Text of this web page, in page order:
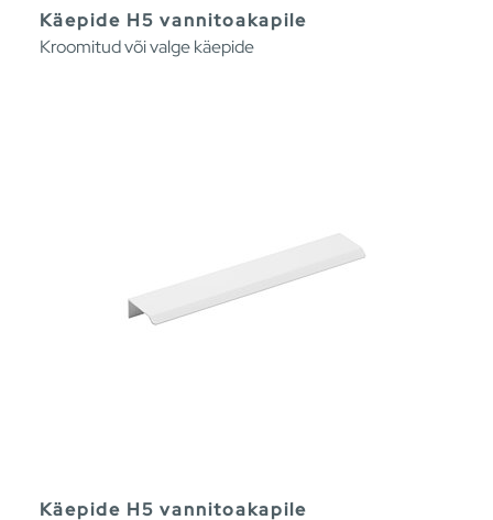
Käepide H5 vannitoakapile
Kroomitud või valge käepide
Käepide H5 vannitoakapile